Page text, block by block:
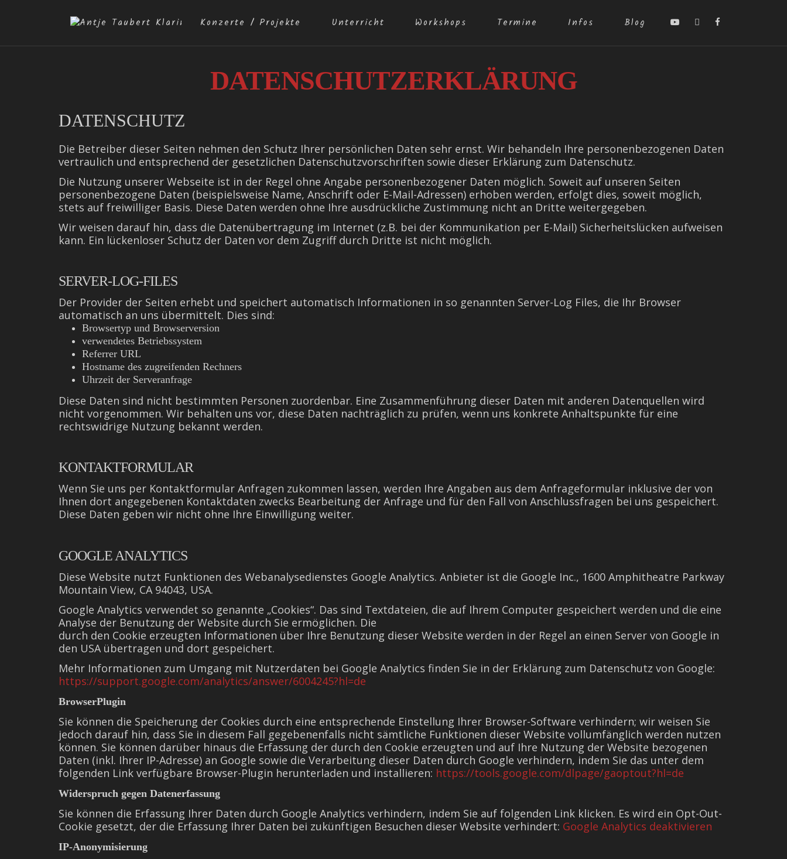
Konzerte / Projekte Unterricht Workshops Termine Infos Blog
DATENSCHUTZERKLÄRUNG
DATENSCHUTZ
Die Betreiber dieser Seiten nehmen den Schutz Ihrer persönlichen Daten sehr ernst. Wir behandeln Ihre personenbezogenen Daten
vertraulich und entsprechend der gesetzlichen Datenschutzvorschriften sowie dieser Erklärung zum Datenschutz.
Die Nutzung unserer Webseite ist in der Regel ohne Angabe personenbezogener Daten möglich. Soweit auf unseren Seiten
personenbezogene Daten (beispielsweise Name, Anschrift oder E-Mail-Adressen) erhoben werden, erfolgt dies, soweit möglich,
stets auf freiwilliger Basis. Diese Daten werden ohne Ihre ausdrückliche Zustimmung nicht an Dritte weitergegeben.
Wir weisen darauf hin, dass die Datenübertragung im Internet (z.B. bei der Kommunikation per E-Mail) Sicherheitslücken aufweisen
kann. Ein lückenloser Schutz der Daten vor dem Zugriff durch Dritte ist nicht möglich.
SERVER-LOG-FILES
Der Provider der Seiten erhebt und speichert automatisch Informationen in so genannten Server-Log Files, die Ihr Browser
automatisch an uns übermittelt. Dies sind:
Browsertyp und Browserversion
verwendetes Betriebssystem
Referrer URL
Hostname des zugreifenden Rechners
Uhrzeit der Serveranfrage
Diese Daten sind nicht bestimmten Personen zuordenbar. Eine Zusammenführung dieser Daten mit anderen Datenquellen wird
nicht vorgenommen. Wir behalten uns vor, diese Daten nachträglich zu prüfen, wenn uns konkrete Anhaltspunkte für eine
rechtswidrige Nutzung bekannt werden.
KONTAKTFORMULAR
Wenn Sie uns per Kontaktformular Anfragen zukommen lassen, werden Ihre Angaben aus dem Anfrageformular inklusive der von
Ihnen dort angegebenen Kontaktdaten zwecks Bearbeitung der Anfrage und für den Fall von Anschlussfragen bei uns gespeichert.
Diese Daten geben wir nicht ohne Ihre Einwilligung weiter.
GOOGLE ANALYTICS
Diese Website nutzt Funktionen des Webanalysedienstes Google Analytics. Anbieter ist die Google Inc., 1600 Amphitheatre Parkway
Mountain View, CA 94043, USA.
Google Analytics verwendet so genannte „Cookies“. Das sind Textdateien, die auf Ihrem Computer gespeichert werden und die eine
Analyse der Benutzung der Website durch Sie ermöglichen. Die
durch den Cookie erzeugten Informationen über Ihre Benutzung dieser Website werden in der Regel an einen Server von Google in
den USA übertragen und dort gespeichert.
Mehr Informationen zum Umgang mit Nutzerdaten bei Google Analytics finden Sie in der Erklärung zum Datenschutz von Google:
https://support.google.com/analytics/answer/6004245?hl=de
BrowserPlugin
Sie können die Speicherung der Cookies durch eine entsprechende Einstellung Ihrer Browser-Software verhindern; wir weisen Sie
jedoch darauf hin, dass Sie in diesem Fall gegebenenfalls nicht sämtliche Funktionen dieser Website vollumfänglich werden nutzen
können. Sie können darüber hinaus die Erfassung der durch den Cookie erzeugten und auf Ihre Nutzung der Website bezogenen
Daten (inkl. Ihrer IP-Adresse) an Google sowie die Verarbeitung dieser Daten durch Google verhindern, indem Sie das unter dem
folgenden Link verfügbare Browser-Plugin herunterladen und installieren: https://tools.google.com/dlpage/gaoptout?hl=de
Widerspruch gegen Datenerfassung
Sie können die Erfassung Ihrer Daten durch Google Analytics verhindern, indem Sie auf folgenden Link klicken. Es wird ein Opt-Out-
Cookie gesetzt, der die Erfassung Ihrer Daten bei zukünftigen Besuchen dieser Website verhindert: Google Analytics deaktivieren
IP-Anonymisierung